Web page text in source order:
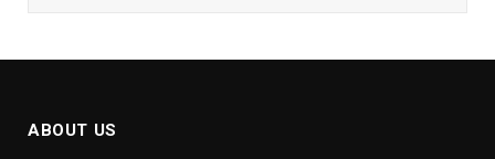
ABOUT US